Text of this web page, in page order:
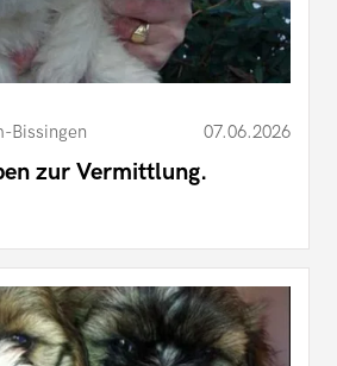
Bissingen 07.06.2026
zur Vermittlung.